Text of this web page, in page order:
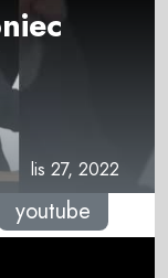
lis 27, 2022
youtube